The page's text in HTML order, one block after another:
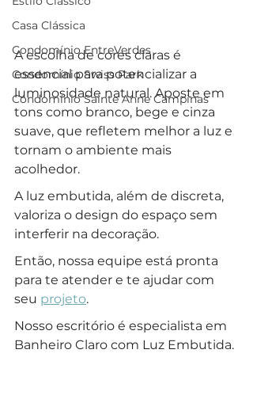
Casa Clássica
Condomínio EntreVerdes
Condomínio Swiss Park
Condomínio Sainte Anne Campinas
A escolha de cores claras é
essencial para potencializar a
luminosidade natural. Aposte em
tons como branco, bege e cinza
suave, que refletem melhor a luz e
tornam o ambiente mais
acolhedor.
A luz embutida, além de discreta,
valoriza o design do espaço sem
interferir na decoração.
Então, nossa equipe está pronta
para te atender e te ajudar com
seu projeto.
Nosso escritório é especialista em
Banheiro Claro com Luz Embutida.